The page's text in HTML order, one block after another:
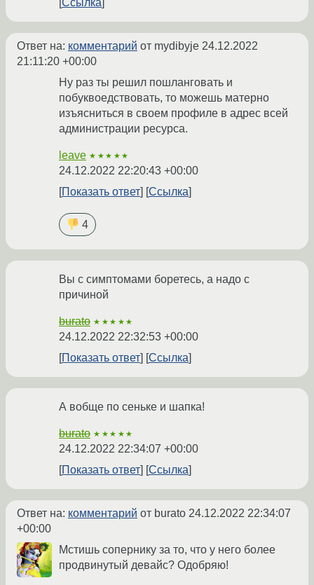
Ответ на: комментарий от mydibyje 24.12.2022
21:11:20 +00:00
Ну раз ты решил пошланговать и
побуквоедствовать, то можешь матерно
изъясниться в своем профиле в адрес всей
администрации ресурса.
leave ★★★★★
24.12.2022 22:20:43 +00:00
Показать ответ
Ссылка
4
Вы с симптомами боретесь, а надо с
причиной
burato ★★★★★
24.12.2022 22:32:53 +00:00
Показать ответ
Ссылка
А вобще по сеньке и шапка!
burato ★★★★★
24.12.2022 22:34:07 +00:00
Показать ответ
Ссылка
Ответ на: комментарий от burato 24.12.2022 22:34:07
+00:00
Мстишь сопернику за то, что у него более
продвинутый девайс? Одобряю!